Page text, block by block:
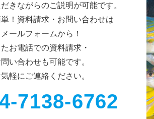
きながらのご説明が可能です。
！資料請求・お問い合わせは
メールフォームから！
たお電話での資料請求・
い合わせも可能です。
軽にご連絡ください。
7138-6762